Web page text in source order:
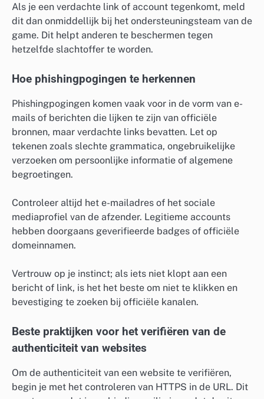
Als je een verdachte link of account tegenkomt, meld
dit dan onmiddellijk bij het ondersteuningsteam van de
game. Dit helpt anderen te beschermen tegen
hetzelfde slachtoffer te worden.
Hoe phishingpogingen te herkennen
Phishingpogingen komen vaak voor in de vorm van e-
mails of berichten die lijken te zijn van officiële
bronnen, maar verdachte links bevatten. Let op
tekenen zoals slechte grammatica, ongebruikelijke
verzoeken om persoonlijke informatie of algemene
begroetingen.
Controleer altijd het e-mailadres of het sociale
mediaprofiel van de afzender. Legitieme accounts
hebben doorgaans geverifieerde badges of officiële
domeinnamen.
Vertrouw op je instinct; als iets niet klopt aan een
bericht of link, is het het beste om niet te klikken en
bevestiging te zoeken bij officiële kanalen.
Beste praktijken voor het verifiëren van de
authenticiteit van websites
Om de authenticiteit van een website te verifiëren,
begin je met het controleren van HTTPS in de URL. Dit